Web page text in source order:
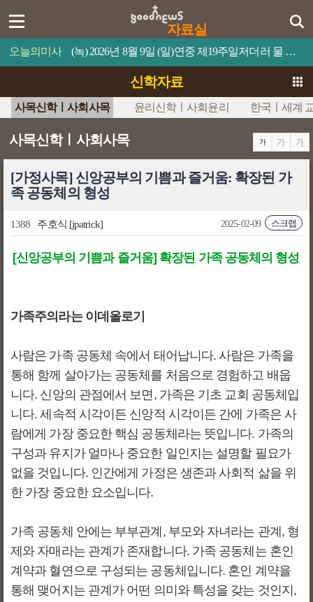
자료실
오늘의미사 (녹) 2026년 8월 9일 (일)연중 제19주일저더러 물 위로 걸어오라고 명령하십시오.
신학자료
사목신학ㅣ사회사목 윤리신학ㅣ사회윤리 한국ㅣ세계
사목신학ㅣ사회사목
[가정사목] 신앙공부의 기쁨과 즐거움: 확장된 가
족 공동체의 형성
1388 주호식 [jpatrick] 스크랩
2025-02-09
[신앙공부의 기쁨과 즐거움] 확장된 가족 공동체의 형성
가족주의라는 이데올로기
사람은 가족 공동체 속에서 태어납니다. 사람은 가족을
통해 함께 살아가는 공동체를 처음으로 경험하고 배웁
니다. 신앙의 관점에서 보면, 가족은 기초 교회 공동체입
니다. 세속적 시각이든 신앙적 시각이든 간에 가족은 사
람에게 가장 중요한 핵심 공동체라는 뜻입니다. 가족의
구성과 유지가 얼마나 중요한 일인지는 설명할 필요가
없을 것입니다. 인간에게 가정은 생존과 사회적 삶을 위
한 가장 중요한 요소입니다.
가족 공동체 안에는 부부관계, 부모와 자녀라는 관계, 형
제와 자매라는 관계가 존재합니다. 가족 공동체는 혼인
계약과 혈연으로 구성되는 공동체입니다. 혼인 계약을
통해 맺어지는 관계가 어떤 의미와 특성을 갖는 것인지,